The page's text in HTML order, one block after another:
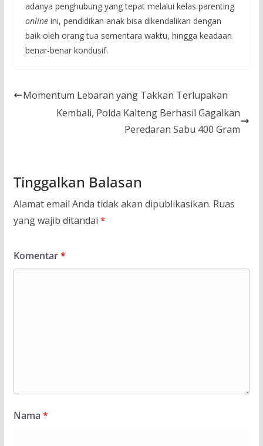
adanya penghubung yang tepat melalui kelas parenting
onlineini, pendidikan anak bisa dikendalikan dengan
baik oleh orang tua sementara waktu, hingga keadaan
benar-benar kondusif.
Momentum Lebaran yang Takkan Terlupakan
Kembali, Polda Kalteng Berhasil Gagalkan
Peredaran Sabu 400 Gram
Tinggalkan Balasan
Alamat email Anda tidak akan dipublikasikan. Ruas
yang wajib ditandai *
Komentar*
Nama *